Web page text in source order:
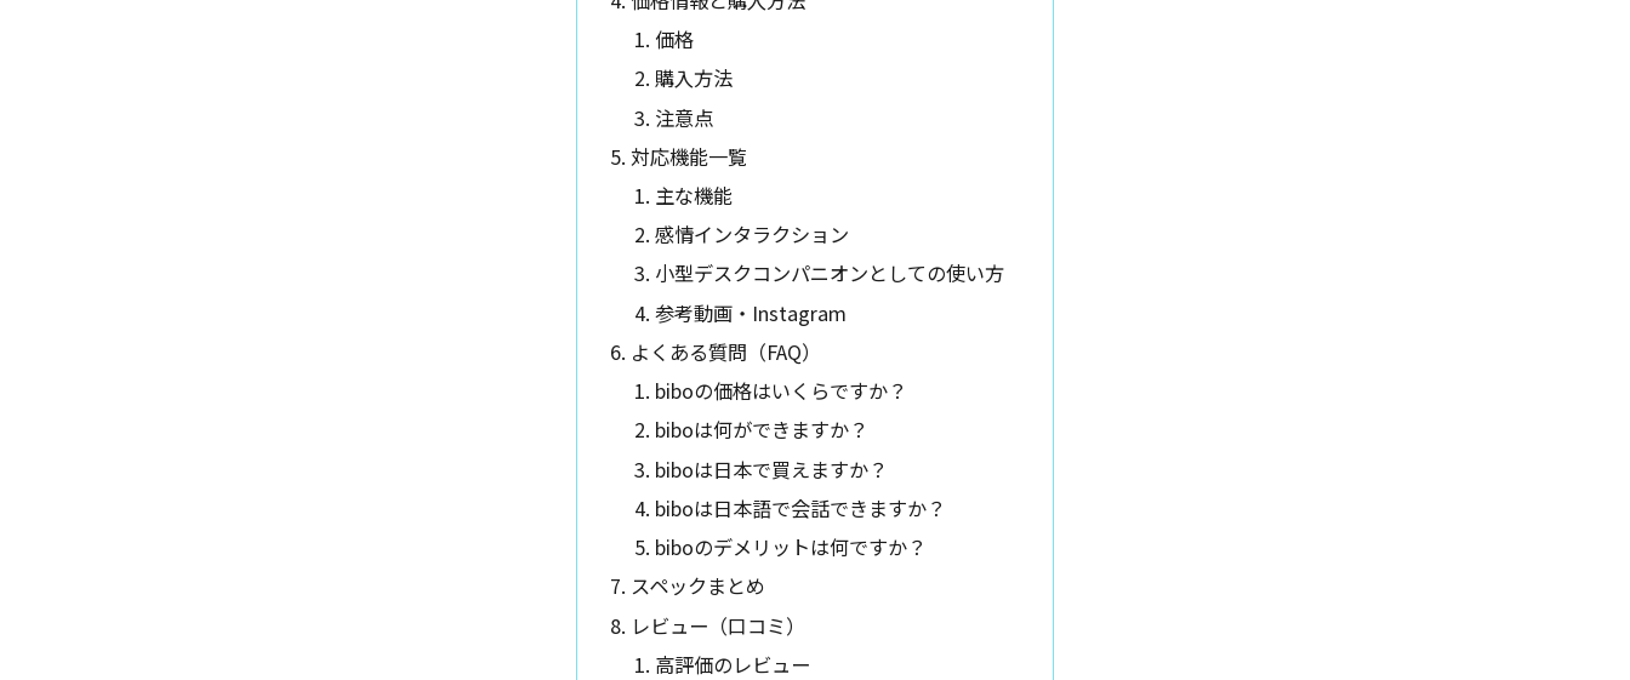
価格
購入方法
注意点
対応機能一覧
主な機能
感情インタラクション
小型デスクコンパニオンとしての使い方
参考動画・Instagram
よくある質問（FAQ）
biboの価格はいくらですか？
biboは何ができますか？
biboは日本で買えますか？
biboは日本語で会話できますか？
biboのデメリットは何ですか？
スペックまとめ
レビュー（口コミ）
高評価のレビュー